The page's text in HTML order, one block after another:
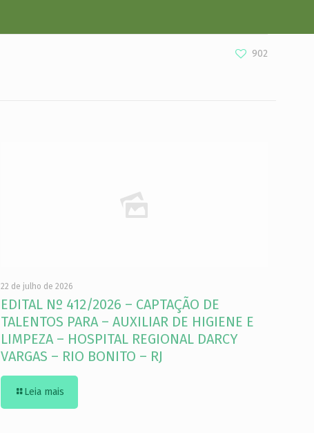
902
22 de julho de 2026
EDITAL Nº 412/2026 – CAPTAÇÃO DE
TALENTOS PARA – AUXILIAR DE HIGIENE E
LIMPEZA – HOSPITAL REGIONAL DARCY
VARGAS – RIO BONITO – RJ
Leia mais